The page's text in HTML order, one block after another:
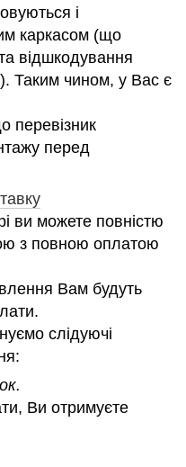
і
каркасом (що
та відшкодування
Таким чином, у Вас є
перевізник
перед
ви можете повністю
з повною оплатою
Вам будуть
слідуючі
Ви отримуєте